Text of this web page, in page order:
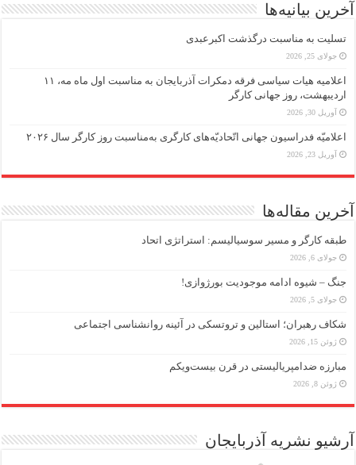
آخرین بیانیه‌ها
تسلیت به مناسبت درگذشت اکبرعبدی
جولای 25, 2026
اعلامیه هیات سیاسی فرقه دمکرات آذربایجان به مناسبت اول ماه مه، ۱۱
اردیبهشت، روز جهانی کارگر
آوریل 30, 2026
اعلامیّه فدراسیون جهانی اتّحادیّه‌های کارگری به‌مناسبت روز کارگر سال ۲۰۲۶
آوریل 23, 2026
آخرین مقاله‌ها
طبقه کارگر و مسیر سوسیالیسم: استراتژی اتحاد
جولای 6, 2026
جنگ – شیوه ادامه موجودیت بورژوازی!
جولای 5, 2026
شکاف رهبران؛ استالین و تروتسکی در آئینه روانشناسی اجتماعی
ژوئن 15, 2026
مبارزه ضد‌امپریالیستی در قرن بیست‌ویکم
ژوئن 8, 2026
آرشیو نشریه آذربایجان